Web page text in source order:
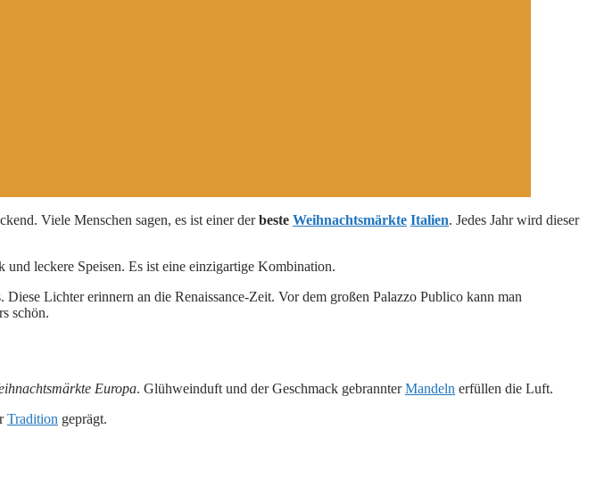
Viele Menschen sagen, es ist einer derbeste Weihnachtsmärkte Italien. Jedes Jahr wird dieser
und leckere Speisen. Es ist eine einzigartige Kombination.
Lichter erinnern an die Renaissance-Zeit. Vor dem großen Palazzo Publico kann man
schön.
Europa. Glühweinduft und der Geschmack gebrannterMandeln erfüllen die Luft.
Tradition geprägt.